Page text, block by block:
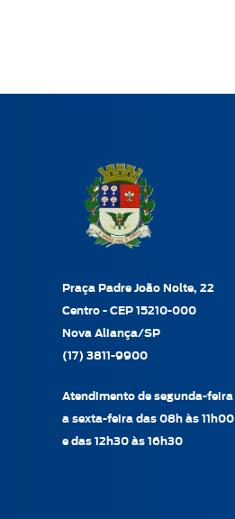
Praça Padre João Nolte, 22
Centro - CEP 15210-000
Nova Aliança/SP
(17) 3811-9900
Atendimento de segunda-feira
a sexta-feira das 08h às 11h00
e das 12h30 às 16h30